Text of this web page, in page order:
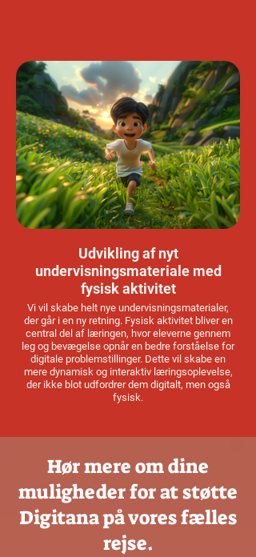
Udvikling af nyt
undervisningsmateriale med
fysisk aktivitet
Vi vil skabe helt nye undervisningsmaterialer,
der går i en ny retning. Fysisk aktivitet bliver en
central del af læringen, hvor eleverne gennem
leg og bevægelse opnår en bedre forståelse for
digitale problemstillinger. Dette vil skabe en
mere dynamisk og interaktiv læringsoplevelse,
der ikke blot udfordrer dem digitalt, men også
fysisk.
Hør mere om dine
muligheder for at støtte
Digitana på vores fælles
rejse.